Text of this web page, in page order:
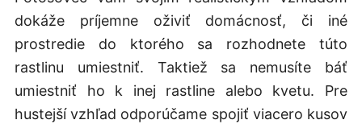
dokáže príjemne oživiť domácnosť, či iné
prostredie do ktorého sa rozhodnete túto
rastlinu umiestniť. Taktiež sa nemusíte báť
umiestniť ho k inej rastline alebo kvetu. Pre
hustejší vzhľad odporúčame spojiť viacero kusov